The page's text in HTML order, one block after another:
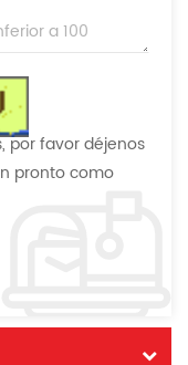
por favor déjenos
pronto como